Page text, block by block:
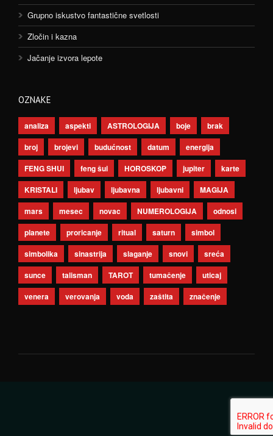
Grupno iskustvo fantastične svetlosti
Zločin i kazna
Jačanje izvora lepote
OZNAKE
analiza aspekti ASTROLOGIJA boje
brak
broj
brojevi budućnost datum
energija
FENG SHUI
feng šui HOROSKOP jupiter
karte
KRISTALI
ljubav ljubavna ljubavni
MAGIJA
mars
mesec novac NUMEROLOGIJA
odnosi
planete
proricanje ritual saturn
simbol
simbolika
sinastrija slaganje snovi
sreća
sunce
talisman TAROT tumačenje
uticaj
venera
verovanja voda zaštita značenje